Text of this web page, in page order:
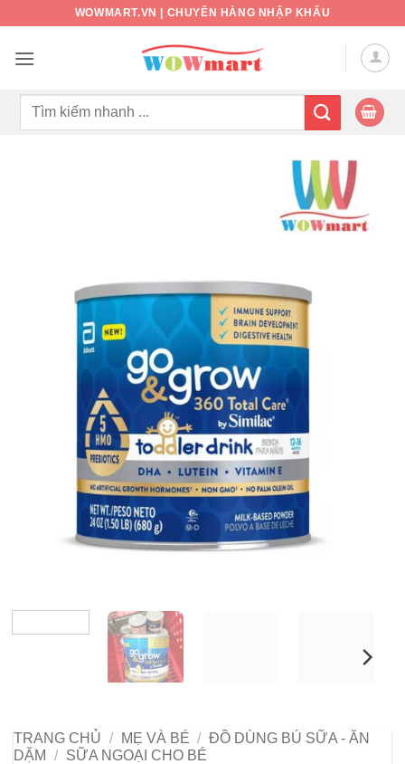
nội
WOWMART.VN | CHUYÊN HÀNG NHẬP KHẨU
Tìm
TRANG CHỦ / MẸ VÀ BÉ / ĐỒ DÙNG BÚ SỮA - ĂN
DẶM
/ SỮA NGOẠI CHO BÉ